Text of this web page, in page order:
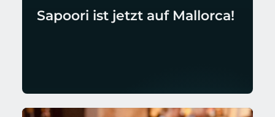
Sapoori ist jetzt auf Mallorca!